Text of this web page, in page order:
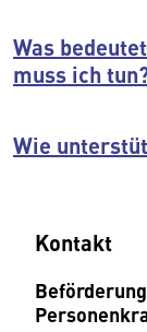
Was
muss ich
Wie
Kontakt